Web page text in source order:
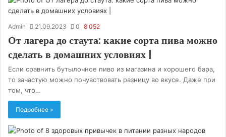
Admin 21.09.2023 0 8 052
От лагера до стаута: какие сорта пива можно
сделать в домашних условиях |
Если сравнить бутылочное пиво из магазина и хорошего бара,
то зачастую можно почувствовать разницу во вкусе. Даже при
том, что…
Подробнее »